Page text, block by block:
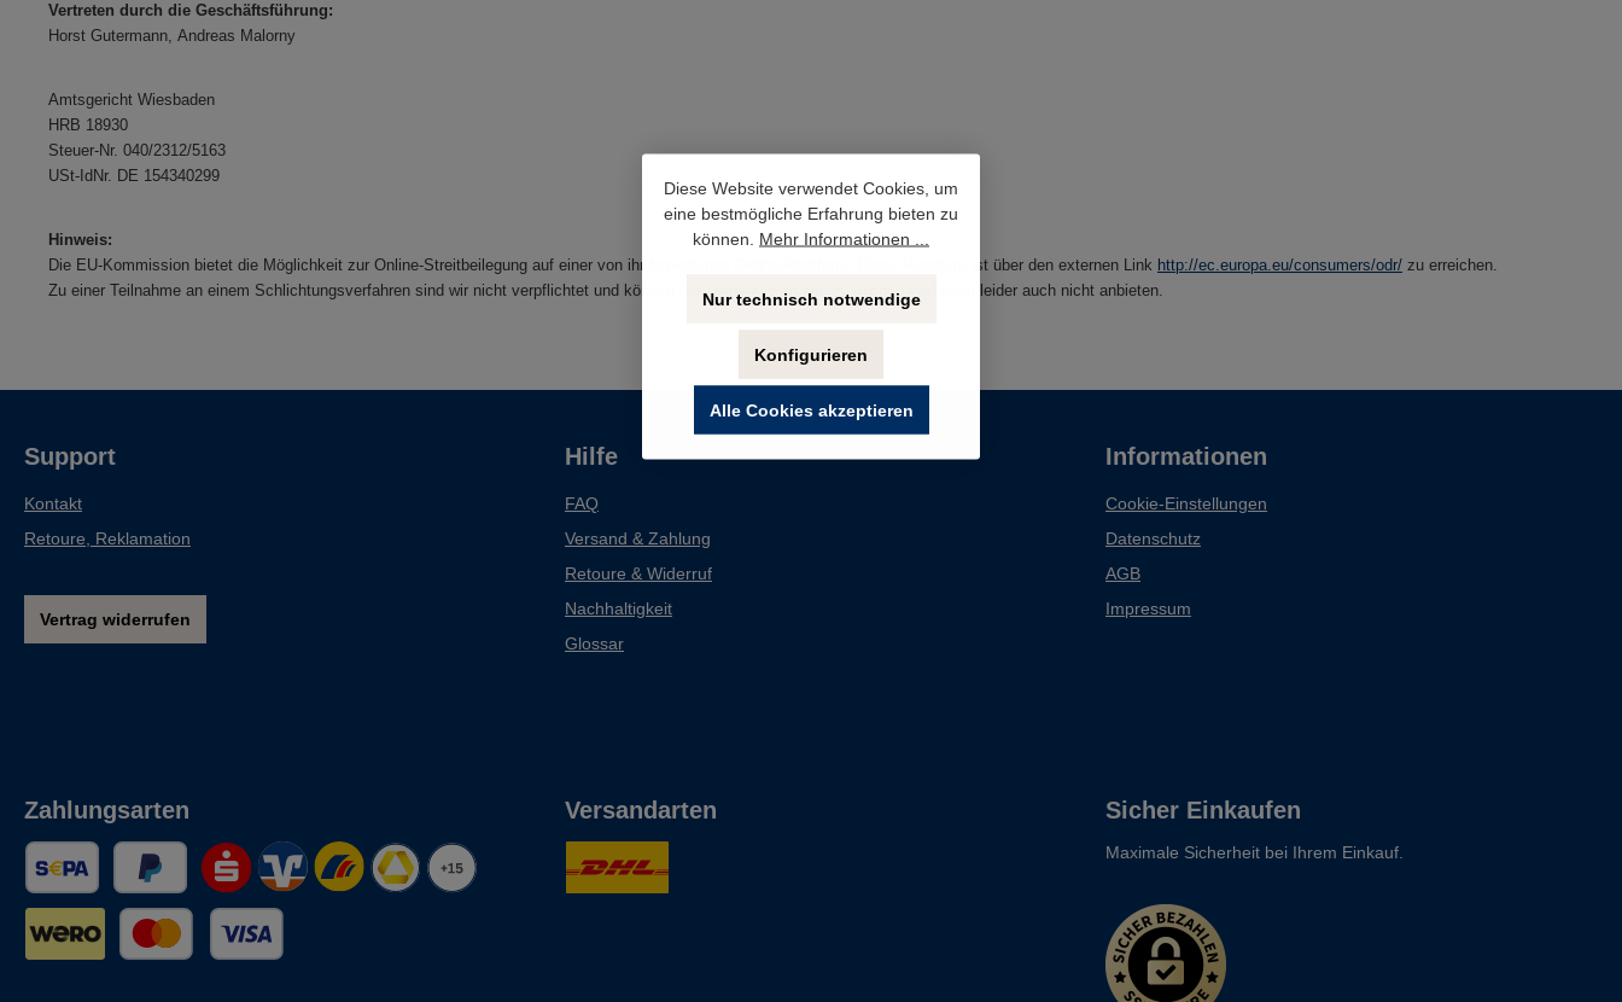
Vertreten durch die Geschäftsführung:
Horst Gutermann, Andreas Malorny
Amtsgericht Wiesbaden
HRB 18930
Steuer-Nr. 040/2312/5163
USt-IdNr. DE 154340299
Hinweis:
Die EU-Kommission bietet die Möglichkeit zur Online-Streitbeilegung auf einer von ihr betriebenen Online-Plattform. Diese Plattform ist über den externen Link http://ec.europa.eu/consumers/odr/ zu erreichen.
Zu einer Teilnahme an einem Schlichtungsverfahren sind wir nicht verpflichtet und können die Teilnahme an einem solchen Verfahren leider auch nicht anbieten.
Support
Kontakt
Retoure, Reklamation
Vertrag widerrufen
Hilfe
FAQ
Versand & Zahlung
Retoure & Widerruf
Nachhaltigkeit
Glossar
Informationen
Cookie-Einstellungen
Datenschutz
AGB
Impressum
Zahlungsarten Versandarten Sicher Einkaufen
Maximale Sicherheit bei Ihrem Einkauf.
Diese Website verwendet Cookies, um
eine bestmögliche Erfahrung bieten zu
können. Mehr Informationen ...
Nur technisch notwendige
Konfigurieren
Alle Cookies akzeptieren